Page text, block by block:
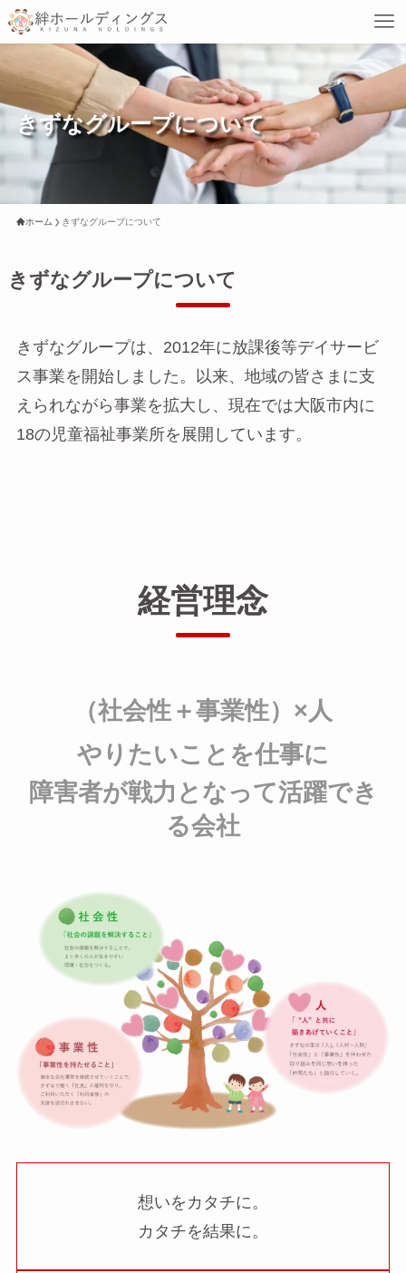
きずなグループについて
ホーム きずなグループについて
きずなグループについて
きずなグループは、2012年に放課後等デイサービ
ス事業を開始しました。以来、地域の皆さまに支
えられながら事業を拡大し、現在では大阪市内に
18の児童福祉事業所を展開しています。
経営理念
（社会性＋事業性）×人
やりたいことを仕事に
障害者が戦力となって活躍でき
る会社
想いをカタチに。
カタチを結果に。